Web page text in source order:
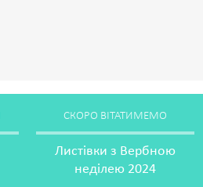
СКОРО ВІТАТИМЕМО
Листівки з Вербною
неділею 2024